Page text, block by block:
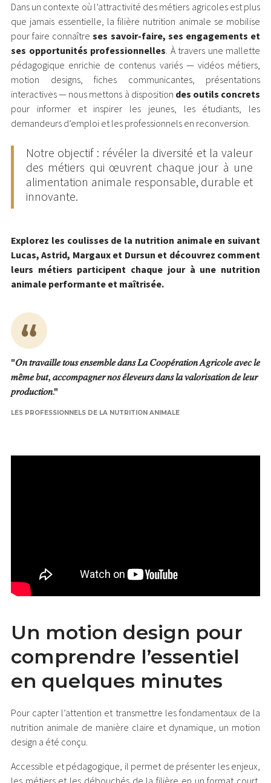
Dans un contexte où l’attractivité des métiers agricoles est plus
que jamais essentielle, la filière nutrition animale se mobilise
pour faire connaîtreses savoir-faire, ses engagements et
ses opportunités professionnelles. À travers une mallette
pédagogique enrichie de contenus variés — vidéos métiers,
motion designs, fiches communicantes, présentations
interactives — nous mettons à disposition des outils concrets
pour informer et inspirer les jeunes, les étudiants, les
demandeurs d’emploi et les professionnels en reconversion.
Notre objectif : révéler la diversité et la valeur
des métiers qui œuvrent chaque jour à une
alimentation animale responsable, durable et
innovante.
Explorez les coulisses de la nutrition animale en suivant
Lucas, Astrid, Margaux et Dursun et découvrez comment
leurs métiers participent chaque jour à une nutrition
animale performante et maîtrisée.
"𝑂𝑛 𝑡𝑟𝑎𝑣𝑎𝑖𝑙𝑙𝑒 𝑡𝑜𝑢𝑠 𝑒𝑛𝑠𝑒𝑚𝑏𝑙𝑒 𝑑𝑎𝑛𝑠 𝐿𝑎 𝐶𝑜𝑜𝑝𝑒́𝑟𝑎𝑡𝑖𝑜𝑛 𝐴𝑔𝑟𝑖𝑐𝑜𝑙𝑒 𝑎𝑣𝑒𝑐 𝑙𝑒
𝑚𝑒̂𝑚𝑒 𝑏𝑢𝑡, 𝑎𝑐𝑐𝑜𝑚𝑝𝑎𝑔𝑛𝑒𝑟 𝑛𝑜𝑠 𝑒́𝑙𝑒𝑣𝑒𝑢𝑟𝑠 𝑑𝑎𝑛𝑠 𝑙𝑎 𝑣𝑎𝑙𝑜𝑟𝑖𝑠𝑎𝑡𝑖𝑜𝑛 𝑑𝑒 𝑙𝑒𝑢𝑟
𝑝𝑟𝑜𝑑𝑢𝑐𝑡𝑖𝑜𝑛."
LES PROFESSIONNELS DE LA NUTRITION ANIMALE
Un motion design pour
comprendre l’essentiel
en quelques minutes
Pour capter l’attention et transmettre les fondamentaux de la
nutrition animale de manière claire et dynamique, un motion
design a été conçu.
Accessible et pédagogique, il permet de présenter les enjeux,
les métiers et les débouchés de la filière en un format court,